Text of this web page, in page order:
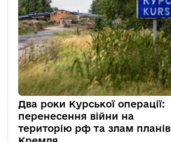
Два роки Курської операції:
перенесення війни на
територію рф та злам планів